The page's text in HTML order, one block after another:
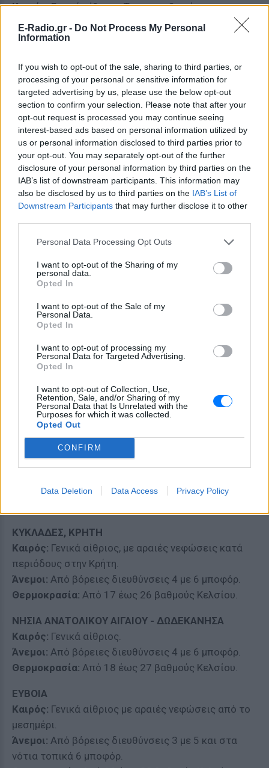
E-Radio.gr - Do Not Process My Personal
Information
If you wish to opt-out of the sale, sharing to third parties, or
processing of your personal or sensitive information for
targeted advertising by us, please use the below opt-out
section to confirm your selection. Please note that after your
opt-out request is processed you may continue seeing
interest-based ads based on personal information utilized by
us or personal information disclosed to third parties prior to
your opt-out. You may separately opt-out of the further
disclosure of your personal information by third parties on the
IAB’s list of downstream participants. This information may
also be disclosed by us to third parties on the IAB’s List of
Downstream Participants that may further disclose it to other
Personal Data Processing Opt Outs
I want to opt-out of the Sharing of my
personal data.
Opted In
I want to opt-out of the Sale of my
Personal Data.
Opted In
I want to opt-out of processing my
Personal Data for Targeted Advertising.
Opted In
I want to opt-out of Collection, Use,
Retention, Sale, and/or Sharing of my
Personal Data that Is Unrelated with the
Purposes for which it was collected.
Opted Out
CONFIRM
Data Deletion Data Access Privacy Policy
Καιρός:Γενικά αίθριος. Τις μεσημβρινές και
απογευματινές ώρες θα αναπτυχθούν πρόσκαιρες
νεφώσεις και στα ορεινά κυρίως της Μακεδονίας
μεμονωμένες καταιγίδες.
Άνεμοι:Μεταβλητοί 3 με 4 και στα ανατολικά
ανατολικοί βορειοανατολικοί έως 5 μποφόρ.
Θερμοκρασία:Από 14 έως 29 βαθμούς Κελσίου. Στη
δυτική Μακεδονία θα είναι 2 με 3 βαθμούς
χαμηλότερη.
ΝΗΣΙΑ ΙΟΝΙΟΥ, ΗΠΕΙΡΟΣ, ΔΥΤΙΚΗ ΣΤΕΡΕΑ, ΔΥΤΙΚΗ
ΠΕΛΟΠΟΝΝΗΣΟΣ
Γενικά αίθριος, με αραιές νεφώσεις
μεσημβρινές και απογευματινές ώρες, οπότε στα
ορεινά κυρίως της Ηπείρου θα εκδηλωθούν τοπικοί
όμβροι και πιθανώς μεμονωμένες καταιγίδες.
ανατολικές διευθύνσεις έως 5 μποφόρ.
Θερμοκρασία:
ΘΕΣΣΑΛΙΑ, ΑΝΑΤΟΛΙΚΗ ΣΤΕΡΕΑ, ΑΝΑΤΟΛΙΚΗ
ΠΕΛΟΠΟΝΝΗΣΟΣ
απογευματινές ώρες στα ηπειρωτικά θα
αναπτυχθούν πρόσκαιρες νεφώσεις και στα ορεινά
κυρίως της Θεσσαλίας, θα εκδηλωθούν τοπικοί
Άνεμοι:Βόρειοι βορειοανατολικοί 3 με 5 και στα
Θερμοκρασία:Από 16 έως 29 και κατά τόπους έως
ΚΥΚΛΑΔΕΣ, ΚΡΗΤΗ
Καιρός: Γενικά αίθριος, με αραιές νεφώσεις κατά
περιόδους στην Κρήτη.
Άνεμοι: Από βόρειες διευθύνσεις 4 με 6 μποφόρ.
Θερμοκρασία: Από 17 έως 26 βαθμούς Κελσίου.
ΝΗΣΙΑ ΑΝΑΤΟΛΙΚΟΥ ΑΙΓΑΙΟΥ - ΔΩΔΕΚΑΝΗΣΑ
Καιρός: Γενικά αίθριος.
Άνεμοι: Από βόρειες διευθύνσεις 4 με 6 μποφόρ.
Θερμοκρασία: Από 18 έως 27 βαθμούς Κελσίου.
ΕΥΒΟΙΑ
Καιρός: Γενικά αίθριος με αραιές νεφώσεις από το
μεσημέρι.
Άνεμοι: Από βόρειες διευθύνσεις 3 με 5 και στα
νότια τοπικά 6 μποφόρ.